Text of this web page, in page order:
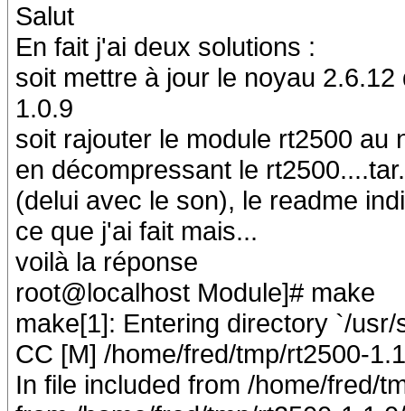
Salut
En fait j'ai deux solutions :
soit mettre à jour le noyau
1.0.9
soit rajouter le module rt2500 au
en décompressant le
(delui avec le son), le readme
ce que j'ai fait mais...
voilà la réponse
root@localhost Module]# make
make[1]: Entering directory `/
CC [M] /home/fred/tmp/rt2500-
In file included from /home/fred/